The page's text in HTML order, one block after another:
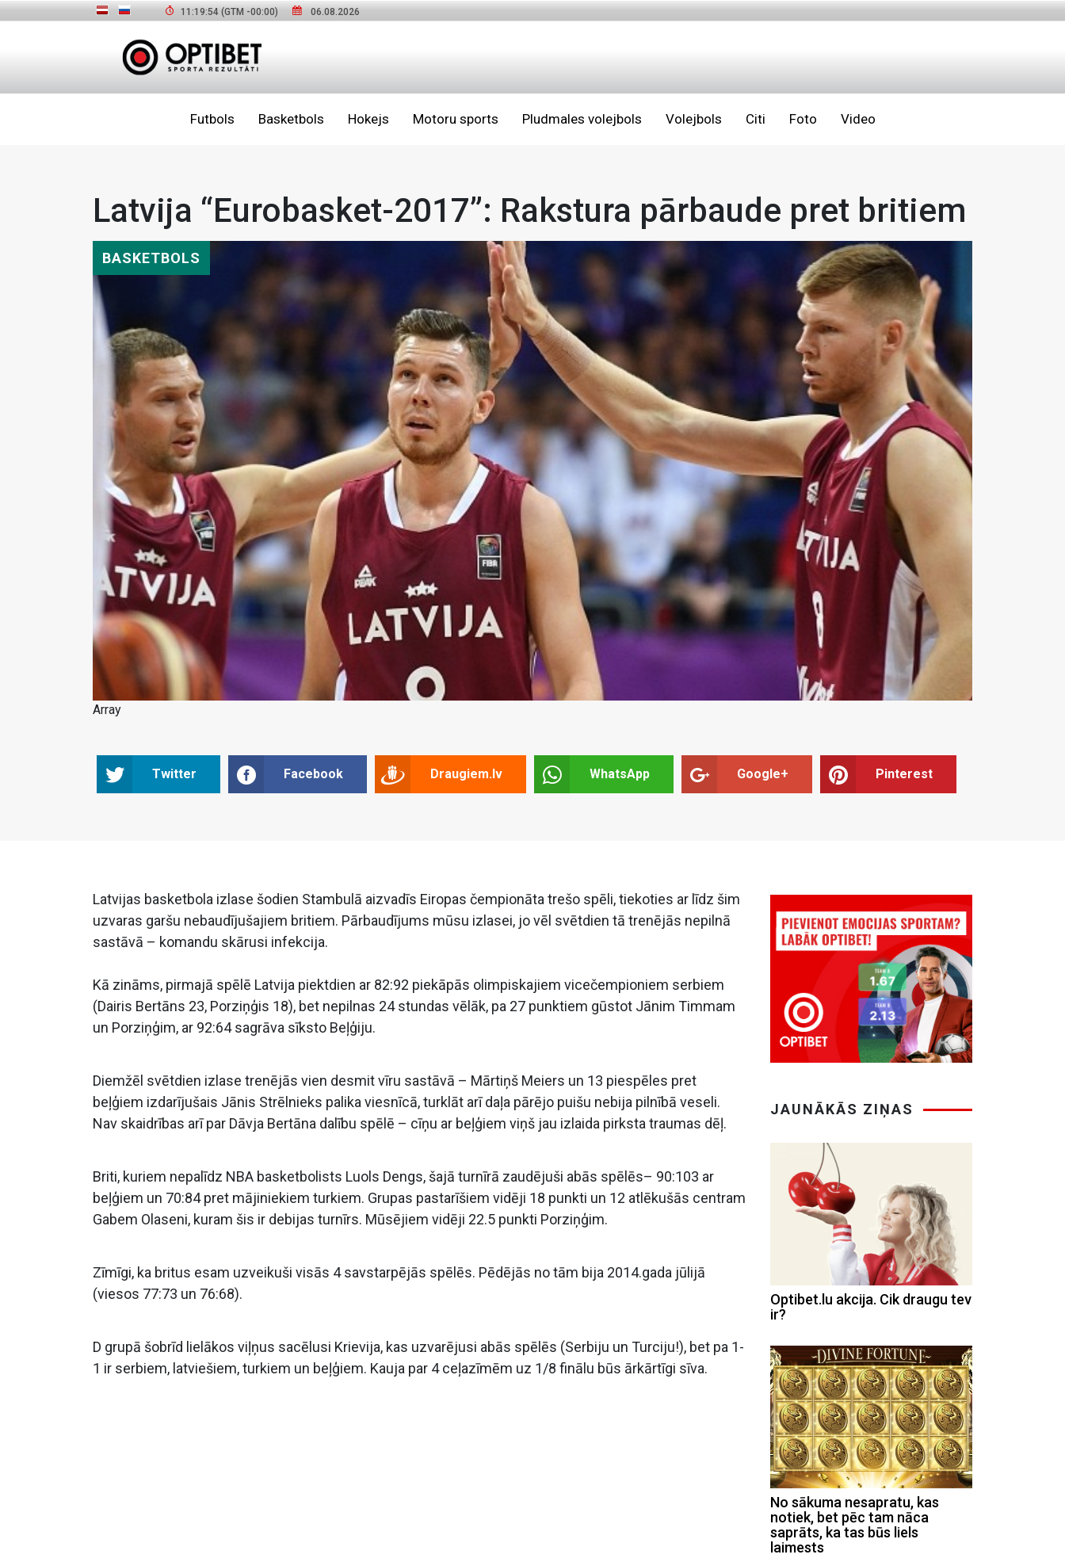
11:19:56 (GTM -00:00) 06.08.2026
Futbols Basketbols Hokejs Motoru sports Pludmales volejbols Volejbols Citi Foto Video
Latvija “Eurobasket-2017”: Rakstura pārbaude pret britiem
BASKETBOLS
Array
Twitter Facebook Draugiem.lv WhatsApp Google+ Pinterest
Latvijas basketbola izlase šodien Stambulā aizvadīs Eiropas čempionāta trešo spēli, tiekoties ar līdz šim
uzvaras garšu nebaudījušajiem britiem. Pārbaudījums mūsu izlasei, jo vēl svētdien tā trenējās nepilnā
sastāvā – komandu skārusi infekcija.
Kā zināms, pirmajā spēlē Latvija piektdien ar 82:92 piekāpās olimpiskajiem vicečempioniem serbiem
(Dairis Bertāns 23, Porziņģis 18), bet nepilnas 24 stundas vēlāk, pa 27 punktiem gūstot Jānim Timmam
un Porziņģim, ar 92:64 sagrāva sīksto Beļģiju.
Diemžēl svētdien izlase trenējās vien desmit vīru sastāvā – Mārtiņš Meiers un 13 piespēles pret
beļģiem izdarījušais Jānis Strēlnieks palika viesnīcā, turklāt arī daļa pārējo puišu nebija pilnībā veseli.
Nav skaidrības arī par Dāvja Bertāna dalību spēlē – cīņu ar beļģiem viņš jau izlaida pirksta traumas dēļ.
Briti, kuriem nepalīdz NBA basketbolists Luols Dengs, šajā turnīrā zaudējuši abās spēlēs– 90:103 ar
beļģiem un 70:84 pret mājiniekiem turkiem. Grupas pastarīšiem vidēji 18 punkti un 12 atlēkušās centram
Gabem Olaseni, kuram šis ir debijas turnīrs. Mūsējiem vidēji 22.5 punkti Porziņģim.
Zīmīgi, ka britus esam uzveikuši visās 4 savstarpējās spēlēs. Pēdējās no tām bija 2014.gada jūlijā
(viesos 77:73 un 76:68).
D grupā šobrīd lielākos viļņus sacēlusi Krievija, kas uzvarējusi abās spēlēs (Serbiju un Turciju!), bet pa 1-
1 ir serbiem, latviešiem, turkiem un beļģiem. Kauja par 4 ceļazīmēm uz 1/8 finālu būs ārkārtīgi sīva.
JAUNĀKĀS ZIŅAS
Optibet.lu akcija. Cik draugu tev
ir?
No sākuma nesapratu, kas
notiek, bet pēc tam nāca
saprāts, ka tas būs liels
laimests